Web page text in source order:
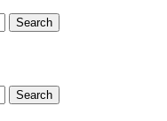
Search
Search